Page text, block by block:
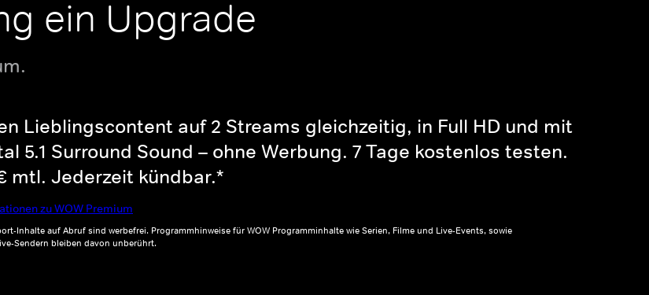
ein Upgrade
Lieblingscontent auf 2 Streams gleichzeitig, in Full HD und mit
5.1 Surround Sound – ohne Werbung. 7 Tage kostenlos testen.
mtl. Jederzeit kündbar.*
zu WOW Premium
Inhalte auf Abruf sind werbefrei. Programmhinweise für WOW Programminhalte wie Serien, Filme und Live-Events, sowie
Sendern bleiben davon unberührt.